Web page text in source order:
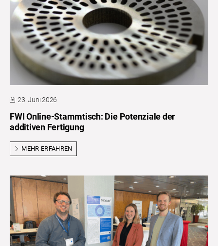
23. Juni 2026
FWI Online-Stammtisch: Die Potenziale der
additiven Fertigung
MEHR ERFAHREN